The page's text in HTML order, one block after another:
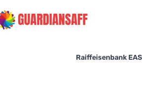
Raiffeisenbank